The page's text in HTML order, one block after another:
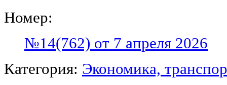
Номер:
№14(762) от 7 апреля 2026
Категория: Экономика,